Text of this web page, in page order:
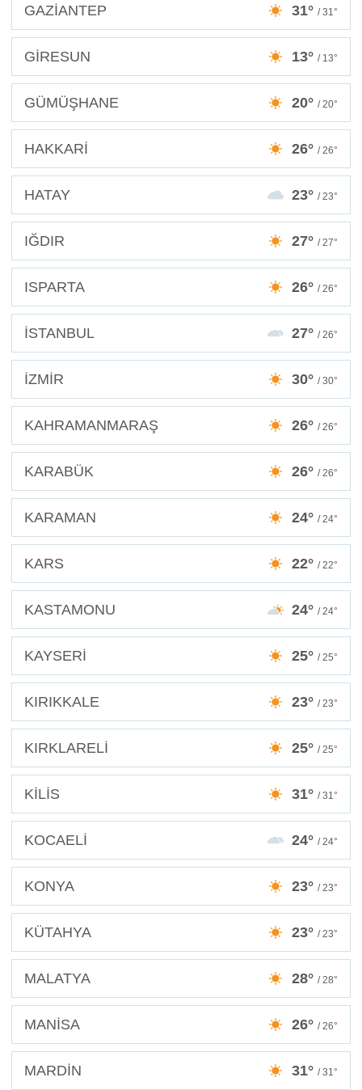
GAZİANTEP 31° / 31°
GİRESUN 13° / 13°
GÜMÜŞHANE 20° / 20°
HAKKARİ 26° / 26°
HATAY 23° / 23°
IĞDIR 27° / 27°
ISPARTA 26° / 26°
İSTANBUL 27° / 26°
İZMİR 30° / 30°
KAHRAMANMARAŞ 26° / 26°
KARABÜK 26° / 26°
KARAMAN 24° / 24°
KARS 22° / 22°
KASTAMONU 24° / 24°
KAYSERİ 25° / 25°
KIRIKKALE 23° / 23°
KIRKLARELİ 25° / 25°
KİLİS 31° / 31°
KOCAELİ 24° / 24°
KONYA 23° / 23°
KÜTAHYA 23° / 23°
MALATYA 28° / 28°
MANİSA 26° / 26°
MARDİN 31° / 31°